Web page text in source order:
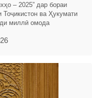
– 2025” дар бораи
ва Ҳукумати
миллӣ омода